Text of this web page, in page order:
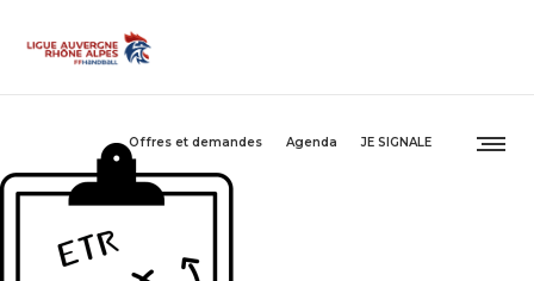
Offres et demandes Agenda JE SIGNALE